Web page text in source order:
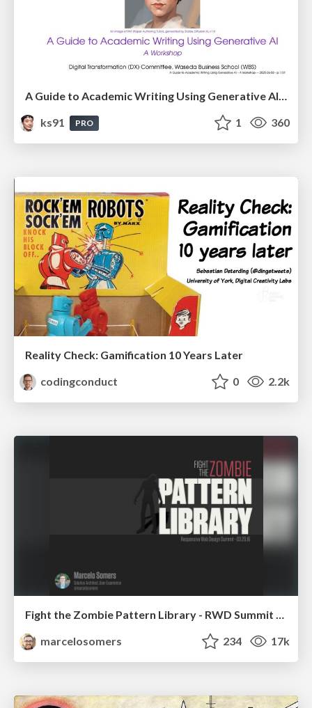
A Guide to Academic Writing Using Generative AI - A Workshop
ks91
PRO 1 360
Reality Check: Gamification 10 Years Later
codingconduct
0 2.2k
marcelosomers
234 17k